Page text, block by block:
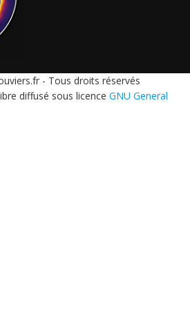
- Tous droits réservés
diffusé sous licence GNU General